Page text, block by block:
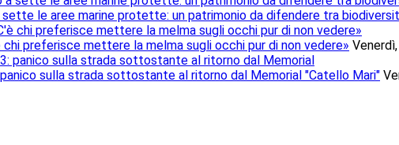
sette le aree marine protette: un patrimonio da difendere tra
chi preferisce mettere la melma sugli occhi pur di non vedere»
panico sulla strada sottostante al ritorno dal Memorial "Catello Mari"